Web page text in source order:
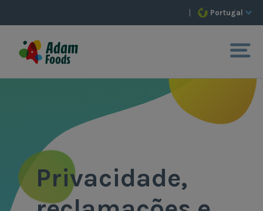
Portugal
Privacidade,